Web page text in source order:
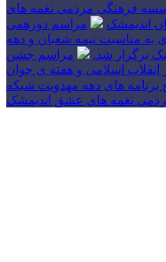
فرهنگی مردمی نغمه های
اندیمشک
مراسم دورهمی
به مناسبت نیمه شعبان و دهه
برگزار شد.
مراسم جشن
اسلامی و هفته ی جوان
برنامه های دهه مهدویت شبکه
نغمه های عشق اندیمشک